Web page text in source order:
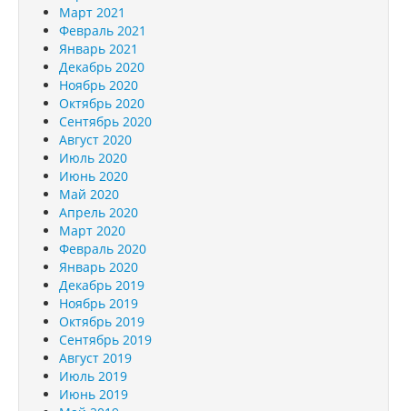
Март 2021
Февраль 2021
Январь 2021
Декабрь 2020
Ноябрь 2020
Октябрь 2020
Сентябрь 2020
Август 2020
Июль 2020
Июнь 2020
Май 2020
Апрель 2020
Март 2020
Февраль 2020
Январь 2020
Декабрь 2019
Ноябрь 2019
Октябрь 2019
Сентябрь 2019
Август 2019
Июль 2019
Июнь 2019